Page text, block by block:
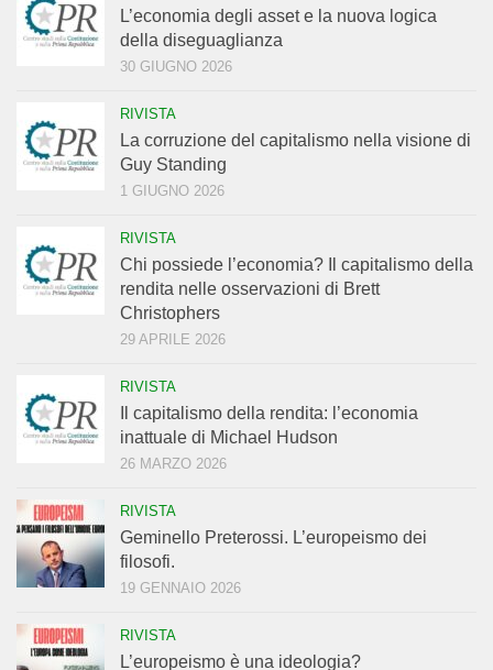
L’economia degli asset e la nuova logica
della diseguaglianza
30 GIUGNO 2026
RIVISTA
La corruzione del capitalismo nella visione di
Guy Standing
1 GIUGNO 2026
RIVISTA
Chi possiede l’economia? Il capitalismo della
rendita nelle osservazioni di Brett
Christophers
29 APRILE 2026
RIVISTA
Il capitalismo della rendita: l’economia
inattuale di Michael Hudson
26 MARZO 2026
RIVISTA
Geminello Preterossi. L’europeismo dei
filosofi.
19 GENNAIO 2026
RIVISTA
L’europeismo è una ideologia?